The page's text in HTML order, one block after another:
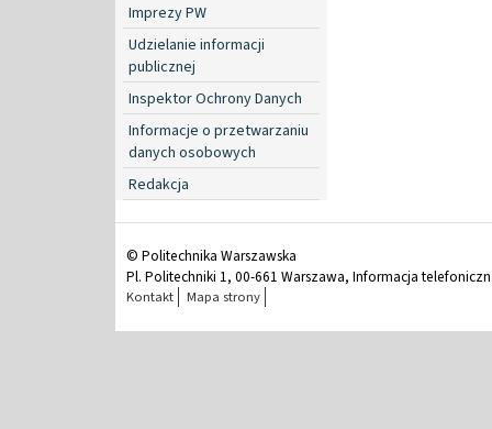
Imprezy PW
Udzielanie informacji
publicznej
Inspektor Ochrony Danych
Informacje o przetwarzaniu
danych osobowych
Redakcja
© Politechnika Warszawska
Pl. Politechniki 1, 00-661 Warszawa, Informacja
Kontakt Mapa strony